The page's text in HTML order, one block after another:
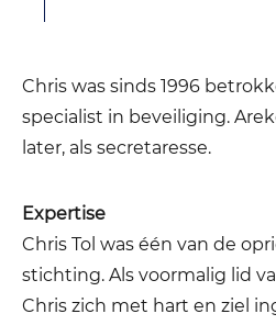
Chris was sinds 1996
specialist in beveiliging.
later, als secretaresse.
Expertise
Chris Tol was één van de
stichting. Als voormalig lid
Chris zich met hart en ziel